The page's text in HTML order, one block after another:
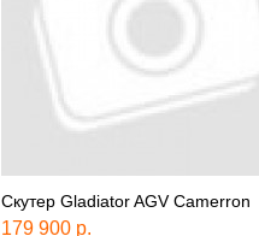
Скутер Gladiator AGV Camerron
179 900 р.